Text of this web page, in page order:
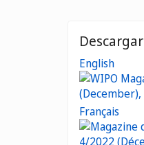
Descargar
English
Français